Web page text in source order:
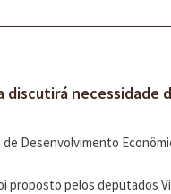
discutirá necessidade
de Desenvolvimento
proposto pelos deputados